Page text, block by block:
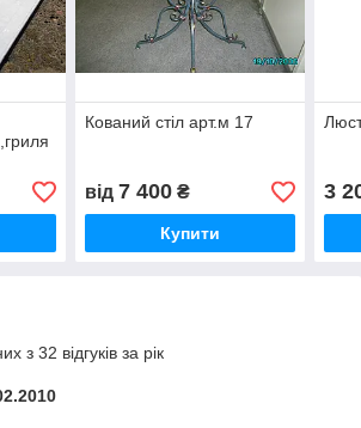
Кований стіл арт.м 17
від 7 400₴
Купити
3
з 32 відгуків за рік